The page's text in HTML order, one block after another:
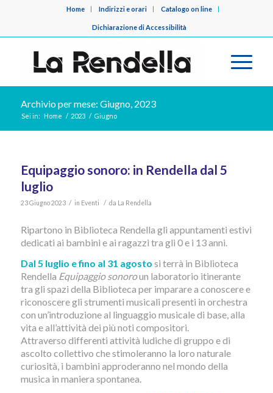
Home Indirizzi e orari Catalogo on line
Dichiarazione di Accessibilità
Archivio per mese: Giugno, 2023
Sei in: Home / 2023 / Giugno
Equipaggio sonoro: in Rendella dal 5
luglio
23 Giugno 2023 / in Eventi / da La Rendella
Ripartono in Biblioteca Rendella gli appuntamenti estivi
dedicati ai bambini e ai ragazzi tra gli 0 e i 13 anni.
Dal 5 luglio e fino al 31 agosto si terrà in Biblioteca
Rendella Equipaggio sonoroun laboratorio itinerante
tra gli spazi della Biblioteca per imparare a conoscere e
riconoscere gli strumenti musicali presenti in orchestra
con un’introduzione al linguaggio musicale di base, alla
vita e all’attività dei più noti compositori.
Attraverso differenti attività ludiche di gruppo e di
ascolto collettivo che stimoleranno la loro naturale
curiosità, i bambini approderanno nel mondo della
musica in maniera spontanea.